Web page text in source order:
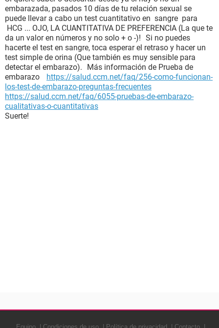
embarazada, pasados 10 días de tu relación sexual se
puede llevar a cabo un test cuantitativo en sangre para
HCG ... OJO, LA CUANTITATIVA DE PREFERENCIA (La que te
da un valor en números y no solo + o -)! Si no puedes
hacerte el test en sangre, toca esperar el retraso y hacer un
test simple de orina (Que también es muy sensible para
detectar el embarazo). Más información de Prueba de
embarazo https://salud.ccm.net/faq/256-como-funcionan-
los-test-de-embarazo-preguntas-frecuentes
https://salud.ccm.net/faq/6055-pruebas-de-embarazo-
cualitativas-o-cuantitativas
Suerte!